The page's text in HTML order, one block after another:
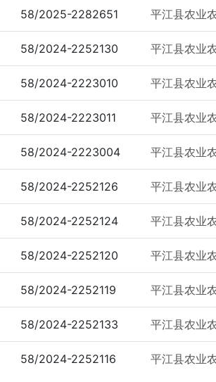
58/2025-2282651 平江县农业
58/2024-2252130 平江县农业
58/2024-2223010 平江县农业
58/2024-2223011 平江县农业
58/2024-2223004 平江县农业
58/2024-2252126 平江县农业
58/2024-2252124 平江县农业
58/2024-2252120 平江县农业
58/2024-2252119 平江县农业
58/2024-2252133 平江县农业
58/2024-2252116 平江县农业